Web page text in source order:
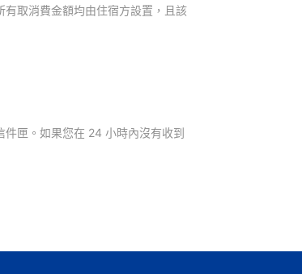
取消費金額均由住宿方設置，且該
匣。如果您在 24 小時內沒有收到